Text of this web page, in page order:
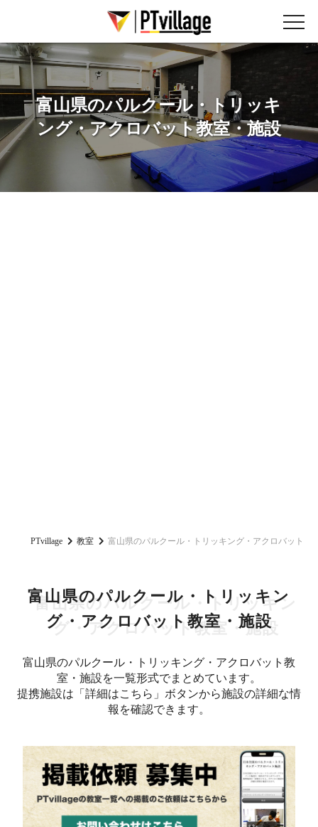
富山県のパルクール・トリッキ
ング・アクロバット教室・施設
PTvillage 教室 富山県のパルクール・トリッキング・アクロバット教
富山県のパルクール・トリッキン
グ・アクロバット教室・施設
富山県のパルクール・トリッキング・アクロバット教
室・施設を一覧形式でまとめています。
提携施設は「詳細はこちら」ボタンから施設の詳細な情
報を確認できます。